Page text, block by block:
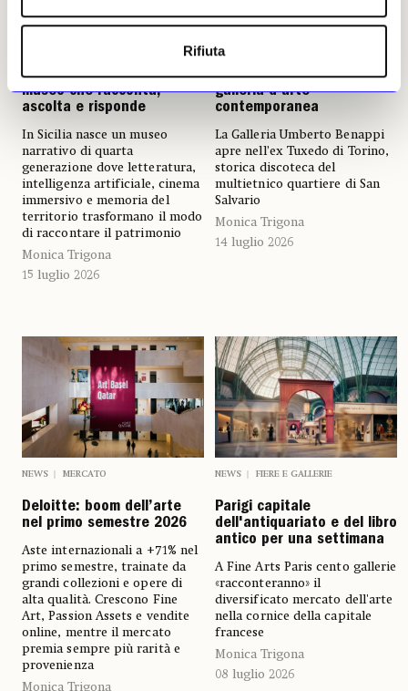
Rifiuta
La Cunziria diventa un
museo che racconta,
ascolta e risponde
In Sicilia nasce un museo
narrativo di quarta
generazione dove letteratura,
intelligenza artificiale, cinema
immersivo e memoria del
territorio trasformano il modo
di raccontare il patrimonio
Monica Trigona
15 luglio 2026
Da tempio della notte a
galleria d’arte
contemporanea
La Galleria Umberto Benappi
apre nell’ex Tuxedo di Torino,
storica discoteca del
multietnico quartiere di San
Salvario
Monica Trigona
14 luglio 2026
NEWS MERCATO
Deloitte: boom dell’arte
nel primo semestre 2026
Aste internazionali a +71% nel
primo semestre, trainate da
grandi collezioni e opere di
alta qualità. Crescono Fine
Art, Passion Assets e vendite
online, mentre il mercato
premia sempre più rarità e
provenienza
Monica Trigona
NEWS FIERE E GALLERIE
Parigi capitale
dell'antiquariato e del libro
antico per una settimana
A Fine Arts Paris cento gallerie
«racconteranno» il
diversificato mercato dell'arte
nella cornice della capitale
francese
Monica Trigona
08 luglio 2026